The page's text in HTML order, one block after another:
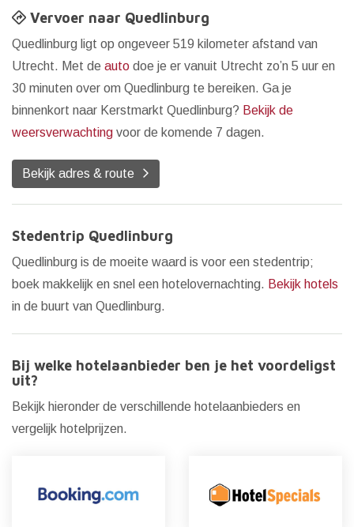
Vervoer naar Quedlinburg
Quedlinburg ligt op ongeveer 519 kilometer afstand van
Utrecht. Met de auto doe je er vanuit Utrecht zo’n 5 uur en
30 minuten over om Quedlinburg te bereiken. Ga je
binnenkort naar Kerstmarkt Quedlinburg? Bekijk de
weersverwachting voor de komende 7 dagen.
Bekijk adres & route
Stedentrip Quedlinburg
Quedlinburg is de moeite waard is voor een stedentrip;
boek makkelijk en snel een hotelovernachting. Bekijk hotels
in de buurt van Quedlinburg.
Bij welke hotelaanbieder ben je het voordeligst
uit?
Bekijk hieronder de verschillende hotelaanbieders en
vergelijk hotelprijzen.